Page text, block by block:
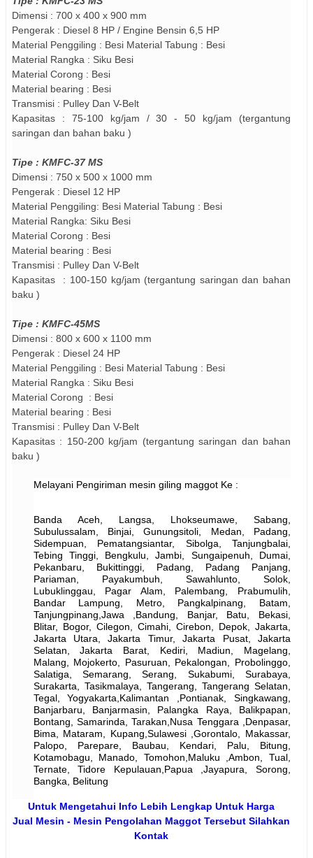
Dimensi : 700 x 400 x 900 mm
Pengerak : Diesel 8 HP / Engine Bensin 6,5 HP
Material Penggiling : Besi Material Tabung : Besi
Material Rangka : Siku Besi
Material Corong : Besi
Material bearing : Besi
Transmisi : Pulley Dan V-Belt
Kapasitas : 75-100 kg/jam / 30 - 50 kg/jam (tergantung
saringan dan bahan baku )
Tipe : KMFC-37 MS
Dimensi : 750 x 500 x 1000 mm
Pengerak : Diesel 12 HP
Material Penggiling: Besi Material Tabung : Besi
Material Rangka: Siku Besi
Material Corong : Besi
Material bearing : Besi
Transmisi : Pulley Dan V-Belt
Kapasitas : 100-150 kg/jam (tergantung saringan dan bahan
baku )
Tipe : KMFC-45MS
Dimensi : 800 x 600 x 1100 mm
Pengerak : Diesel 24 HP
Material Penggiling : Besi Material Tabung : Besi
Material Rangka : Siku Besi
Material Corong : Besi
Material bearing : Besi
Transmisi : Pulley Dan V-Belt
Kapasitas : 150-200 kg/jam (tergantung saringan dan bahan
baku )
Melayani Pengiriman mesin giling maggot Ke :
Banda Aceh, Langsa, Lhokseumawe, Sabang,
Subulussalam, Binjai, Gunungsitoli, Medan, Padang,
Sidempuan, Pematangsiantar, Sibolga, Tanjungbalai,
Tebing Tinggi, Bengkulu, Jambi, Sungaipenuh, Dumai,
Pekanbaru, Bukittinggi, Padang, Padang Panjang,
Pariaman, Payakumbuh, Sawahlunto, Solok,
Lubuklinggau, Pagar Alam, Palembang, Prabumulih,
Bandar Lampung, Metro, Pangkalpinang, Batam,
Tanjungpinang,Jawa ,Bandung, Banjar, Batu, Bekasi,
Blitar, Bogor, Cilegon, Cimahi, Cirebon, Depok, Jakarta,
Jakarta Utara, Jakarta Timur, Jakarta Pusat, Jakarta
Selatan, Jakarta Barat, Kediri, Madiun, Magelang,
Malang, Mojokerto, Pasuruan, Pekalongan, Probolinggo,
Salatiga, Semarang, Serang, Sukabumi, Surabaya,
Surakarta, Tasikmalaya, Tangerang, Tangerang Selatan,
Tegal, Yogyakarta,Kalimantan ,Pontianak, Singkawang,
Banjarbaru, Banjarmasin, Palangka Raya, Balikpapan,
Bontang, Samarinda, Tarakan,Nusa Tenggara ,Denpasar,
Bima, Mataram, Kupang,Sulawesi ,Gorontalo, Makassar,
Palopo, Parepare, Baubau, Kendari, Palu, Bitung,
Kotamobagu, Manado, Tomohon,Maluku ,Ambon, Tual,
Ternate, Tidore Kepulauan,Papua ,Jayapura, Sorong,
Bangka, Belitung
Untuk Mengetahui Info Lebih Lengkap Untuk Harga
Jual Mesin - Mesin Pengolahan Maggot Tersebut Silahkan
Kontak